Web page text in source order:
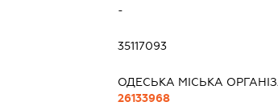
-
35117093
ОДЕСЬКА МІСЬКА
26133968